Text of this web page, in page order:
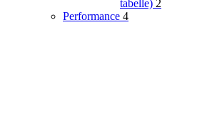
tabelle) 2
Performance 4